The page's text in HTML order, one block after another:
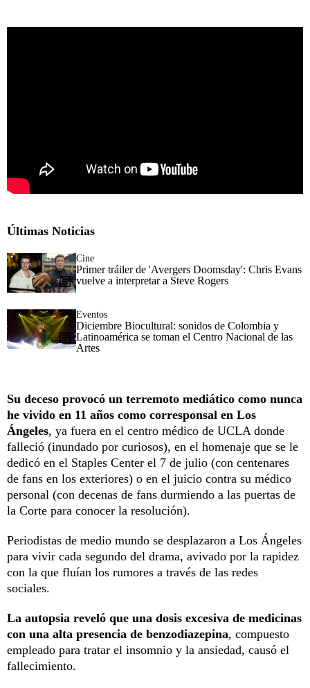
Últimas Noticias
Cine
Primer tráiler de 'Avergers Doomsday': Chris Evans
vuelve a interpretar a Steve Rogers
Eventos
Diciembre Biocultural: sonidos de Colombia y
Latinoamérica se toman el Centro Nacional de las
Artes
Su deceso provocó un terremoto mediático como nunca
he vivido en 11 años como corresponsal en Los
Ángeles, ya fuera en el centro médico de UCLA donde
falleció (inundado por curiosos), en el homenaje que se le
dedicó en el Staples Center el 7 de julio (con centenares
de fans en los exteriores) o en el juicio contra su médico
personal (con decenas de fans durmiendo a las puertas de
la Corte para conocer la resolución).
Periodistas de medio mundo se desplazaron a Los Ángeles
para vivir cada segundo del drama, avivado por la rapidez
con la que fluían los rumores a través de las redes
sociales.
La autopsia reveló que una dosis excesiva de medicinas
con una alta presencia de benzodiazepina, compuesto
empleado para tratar el insomnio y la ansiedad, causó el
fallecimiento.